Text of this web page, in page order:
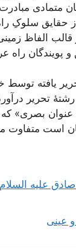
متمادی مبادرت
حقایق سلوکِ
الفاظ
پویندگان راه
یافته
تحریر
بصری» که
است متفاوت
عليه
عینی